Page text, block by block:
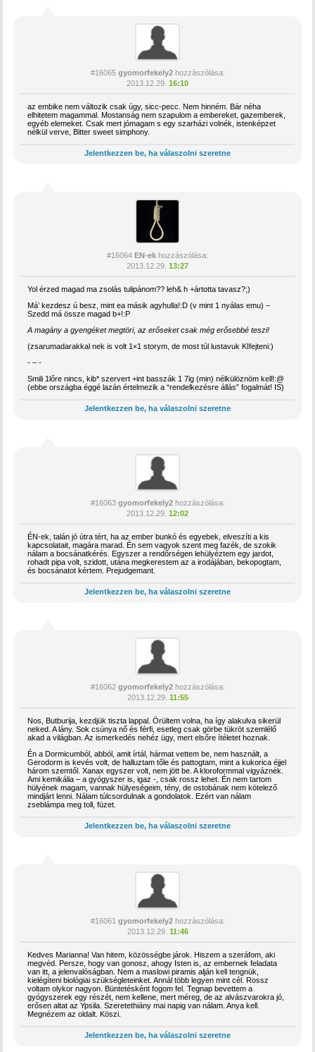
#16065 gyomorfekely2hozzászólása:
2013.12.29. 16:10
az embike nem változik csak úgy, sicc-pecc. Nem hinném. Bár néha
elhitetem magammal. Mostanság nem szapulom a embereket, gazemberek,
egyéb elemeket. Csak mert jómagam s egy szarházi volnék, istenképzet
nélkül verve, Bitter sweet simphony.
Jelentkezzen be, ha válaszolni szeretne
#16064 EN-ek hozzászólása:
2013.12.29. 13:27
Yol érzed magad ma zsolás tulipánom?? leh& h +ártotta tavasz?;)
Má’ kezdesz ú besz, mint ea másik agyhulla!:D (v mint 1 nyálas emu) –
Szedd má össze magad b+!:P
A magány a gyengéket megtöri, az erőseket csak még erősebbé teszi!
(zsarumadarakkal nek is volt 1×1 storym, de most túl lustavuk KIfejteni:)
- – -
Smili 1lőre nincs, kib* szervert +int basszák 1 7ig (min) nélkülöznöm kell!:@
(ebbe országba éggé lazán értelmezik a “rendelkezésre állás” fogalmát! IS)
Jelentkezzen be, ha válaszolni szeretne
#16063 gyomorfekely2hozzászólása:
2013.12.29. 12:02
ÉN-ek, talán jó útra tért, ha az ember bunkó és egyebek, elveszíti a kis
kapcsolatait, magára marad. Én sem vagyok szent meg fazék, de szokik
nálam a bocsánatkérés. Egyszer a rendőrségen lehülyéztem egy jardot,
rohadt pipa volt, szidott, utána megkerestem az a irodájában, bekopogtam,
és bocsánatot kértem. Prejudgemant.
Jelentkezzen be, ha válaszolni szeretne
#16062 gyomorfekely2hozzászólása:
2013.12.29. 11:55
Nos, Butburija, kezdjük tiszta lappal. Örültem volna, ha így alakulva sikerül
neked. A lány. Sok csúnya nő és férfi, esetleg csak görbe tükröt szemlélő
akad a világban. Az ismerkedés nehéz ügy, mert elsőre ítéletet hoznak.
Én a Dormicumból, abból, amit írtál, hármat vettem be, nem használt, a
Gerodorm is kevés volt, de halluztam tőle és pattogtam, mint a kukorica éjjel
három szemtől. Xanax egyszer volt, nem jött be. A kloroformmal vigyáznék.
Ami kemikália – a gyógyszer is, igaz -, csak rossz lehet. Én nem tartom
hülyének magam, vannak hülyeségeim, tény, de ostobának nem kötelező
mindjárt lenni. Nálam túlcsordulnak a gondolatok. Ezért van nálam
zseblámpa meg toll, füzet.
Jelentkezzen be, ha válaszolni szeretne
#16061 gyomorfekely2hozzászólása:
2013.12.29. 11:46
Kedves Marianna! Van hitem, közösségbe járok. Hiszem a szeráfom, aki
megvéd. Persze, hogy van gonosz, ahogy Isten is, az embernek feladata
van itt, a jelenvalóságban. Nem a maslowi piramis alján kell tengnük,
kielégíteni biológiai szükségleteinket. Annál több legyen mint cél. Rossz
voltam olykor nagyon. Büntetésként fogom fel. Tegnap bevettem a
gyógyszerek egy részét, nem kellene, mert méreg, de az alvászvarokra jó,
erősen altat az Ypsila. Szeretethiány mai napig van nálam. Anya kell.
Megnézem az oldalt. Köszi.
Jelentkezzen be, ha válaszolni szeretne